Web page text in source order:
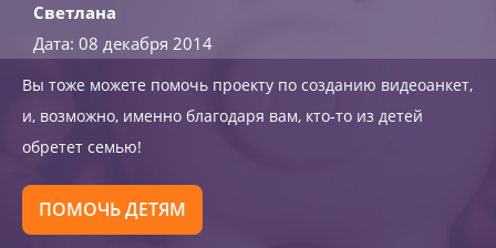
Светлана
Дата: 08 декабря 2014
Вы тоже можете помочь проекту по созданию видеоанкет,
и, возможно, именно благодаря вам, кто-то из детей
обретет семью!
ПОМОЧЬ ДЕТЯМ